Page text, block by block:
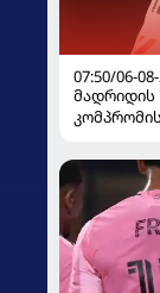
07:50/06-
მადრიდის